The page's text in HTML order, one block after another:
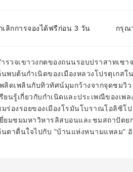
เลิกการจองได้ฟรีก่อน 3 วัน กรุณ
ำรวจเขาวงกตของถนนรอบปราสาทเซา
นพบต้นกำเนิดของเมืองหลวงโปรตุเกส
พลิดเพลินกับทิวทัศน์มุมกว้างจากจุดชมวิว
รียนรู้เกี่ยวกับกำเนิดและประเพณีของเพล
มร่องรอยของเมืองโรมันโบราณโอลิซิโป
ยี่ยมชมมหาวิหารลิสบอนและชมสถาปัต
นตาตื่นใจไปกับ "บ้านแห่งหนามแหลม"